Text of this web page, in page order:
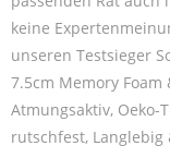
keine
unseren Testsieger
7.5cm Memory
Atmungsaktiv, Oeko-
rutschfest, Langlebig